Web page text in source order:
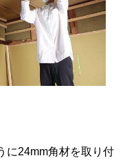
に24mm角材を取り付